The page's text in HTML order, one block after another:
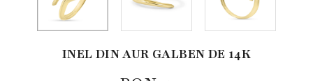
INEL DIN AUR GALBEN DE 14K